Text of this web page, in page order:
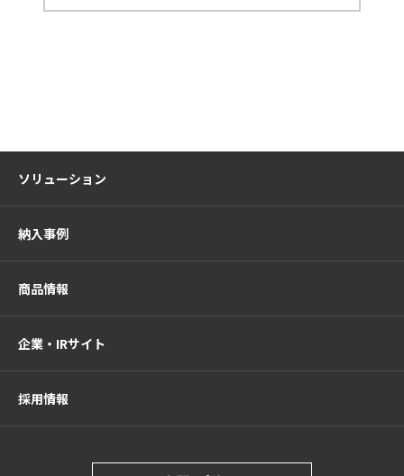
ソリューション
納入事例
商品情報
企業・IRサイト
採用情報